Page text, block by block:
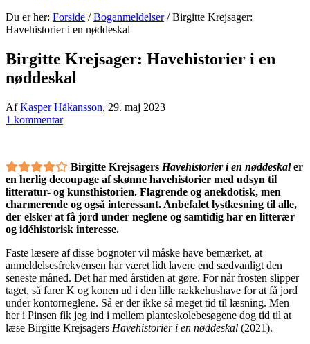
Du er her: Forside / Boganmeldelser /Birgitte Krejsager:
Havehistorier i en nøddeskal
Birgitte Krejsager: Havehistorier i en
nøddeskal
AfKasper Håkansson, 29. maj 2023
1 kommentar
Birgitte Krejsagers Havehistorier i en nøddeskaler
en herlig decoupage af skønne havehistorier med udsyn til
litteratur- og kunsthistorien. Flagrende og anekdotisk, men
charmerende og også interessant. Anbefalet lystlæsning til alle,
der elsker at få jord under neglene og samtidig har en litterær
og idéhistorisk interesse.
Faste læsere af disse bognoter vil måske have bemærket, at
anmeldelsesfrekvensen har været lidt lavere end sædvanligt den
seneste måned. Det har med årstiden at gøre. For når frosten slipper
taget, så farer K og konen ud i den lille rækkehushave for at få jord
under kontorneglene. Så er der ikke så meget tid til læsning. Men
her i Pinsen fik jeg ind i mellem planteskolebesøgene dog tid til at
læse Birgitte Krejsagers Havehistorier i en nøddeskal (2021).